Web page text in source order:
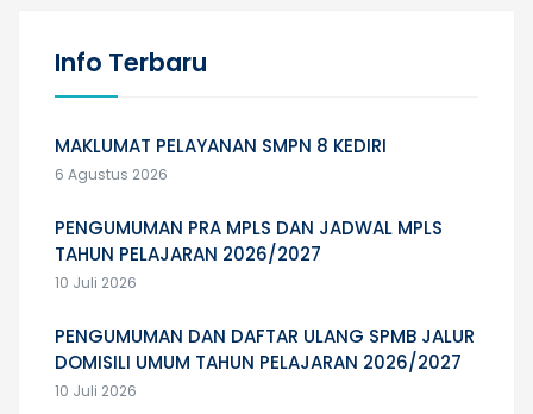
Info Terbaru
MAKLUMAT PELAYANAN SMPN 8 KEDIRI
6 Agustus 2026
PENGUMUMAN PRA MPLS DAN JADWAL MPLS
TAHUN PELAJARAN 2026/2027
10 Juli 2026
PENGUMUMAN DAN DAFTAR ULANG SPMB JALUR
DOMISILI UMUM TAHUN PELAJARAN 2026/2027
10 Juli 2026